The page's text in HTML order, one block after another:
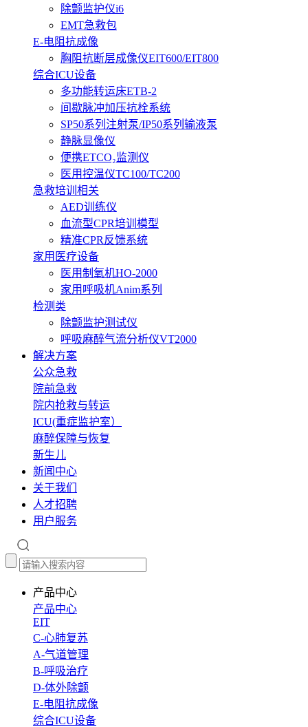
除颤监护仪i6
EMT急救包
E-电阻抗成像
胸阻抗断层成像仪EIT600/EIT800
综合ICU设备
多功能转运床ETB-2
间歇脉冲加压抗栓系统
SP50系列注射泵/IP50系列输液泵
静脉显像仪
便携ETCO₂监测仪
医用控温仪TC100/TC200
急救培训相关
AED训练仪
血流型CPR培训模型
精准CPR反馈系统
家用医疗设备
医用制氧机HO-2000
家用呼吸机Anim系列
检测类
除颤监护测试仪
呼吸麻醉气流分析仪VT2000
解决方案
公众急救
院前急救
院内抢救与转运
ICU(重症监护室）
麻醉保障与恢复
新生儿
新闻中心
关于我们
人才招聘
用户服务
产品中心
产品中心
EIT
C-心肺复苏
A-气道管理
B-呼吸治疗
D-体外除颤
E-电阻抗成像
综合ICU设备